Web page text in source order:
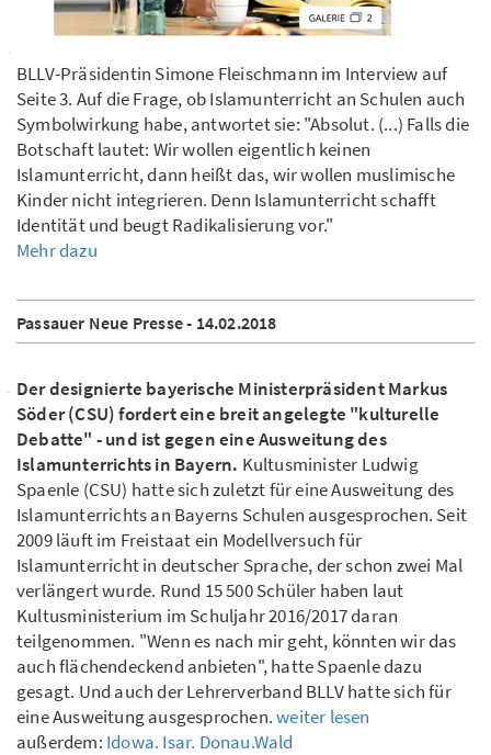
BLLV-Präsidentin Simone Fleischmann im Interview auf
Seite 3. Auf die Frage, ob Islamunterricht an Schulen auch
Symbolwirkung habe, antwortet sie: "Absolut. (...) Falls die
Botschaft lautet: Wir wollen eigentlich keinen
Islamunterricht, dann heißt das, wir wollen muslimische
Kinder nicht integrieren. Denn Islamunterricht schafft
Identität und beugt Radikalisierung vor."
Mehr dazu
Passauer Neue Presse - 14.02.2018
Der designierte bayerische Ministerpräsident Markus
Söder (CSU) fordert eine breit angelegte "kulturelle
Debatte" - und ist gegen eine Ausweitung des
Islamunterrichts in Bayern. Kultusminister Ludwig
Spaenle (CSU) hatte sich zuletzt für eine Ausweitung des
Islamunterrichts an Bayerns Schulen ausgesprochen. Seit
2009 läuft im Freistaat ein Modellversuch für
Islamunterricht in deutscher Sprache, der schon zwei Mal
verlängert wurde. Rund 15 500 Schüler haben laut
Kultusministerium im Schuljahr 2016/2017 daran
teilgenommen. "Wenn es nach mir geht, könnten wir das
auch flächendeckend anbieten", hatte Spaenle dazu
gesagt. Und auch der Lehrerverband BLLV hatte sich für
eine Ausweitung ausgesprochen.weiter lesen
außerdem: Idowa. Isar. Donau.Wald